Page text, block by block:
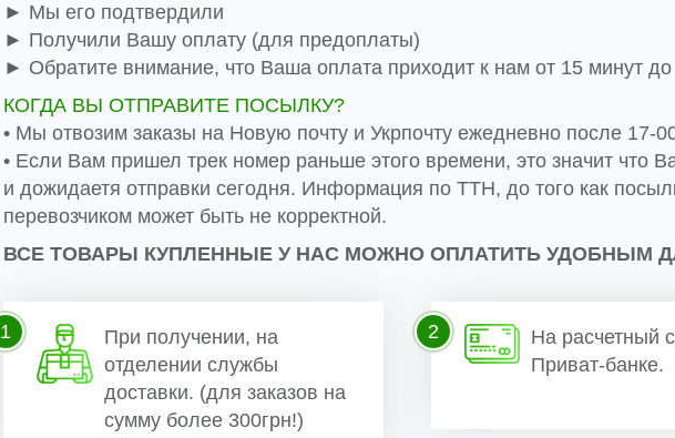
► Мы его подтвердили
► Получили Вашу оплату (для предоплаты)
► Обратите внимание, что Ваша оплата приходит к нам от 15 минут до
КОГДА ВЫ ОТПРАВИТЕ ПОСЫЛКУ?
• Мы отвозим заказы на Новую почту и Укрпочту ежедневно после 17-
• Если Вам пришел трек номер раньше этого времени, это значит что
и дожидаетя отправки сегодня. Информация по ТТН, до того как
перевозчиком может быть не корректной.
ВСЕ ТОВАРЫ КУПЛЕННЫЕ У НАС МОЖНО ОПЛАТИТЬ УДОБНЫМ
При получении, на
отделении службы
доставки. (для заказов на
сумму более 300грн!)
1
На расчетный
Приват-банке.
2